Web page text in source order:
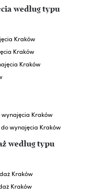
według typu
Kraków
Kraków
Kraków
wynajęcia Kraków
do wynajęcia Kraków
według typu
Kraków
Kraków